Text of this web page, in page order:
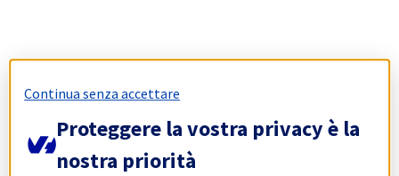
Continua senza accettare
Proteggere la vostra privacy è la
nostra priorità